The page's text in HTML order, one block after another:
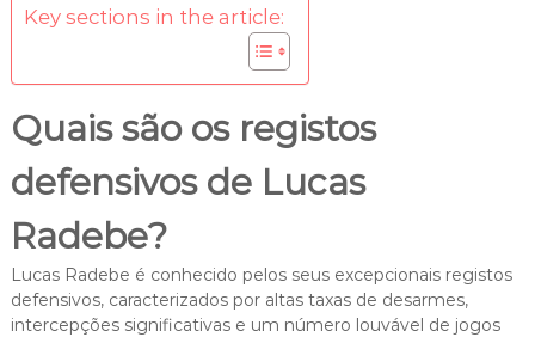
Key sections in the article:
Quais são os registos
defensivos de Lucas
Radebe?
Lucas Radebe é conhecido pelos seus excepcionais registos
defensivos, caracterizados por altas taxas de desarmes,
intercepções significativas e um número louvável de jogos